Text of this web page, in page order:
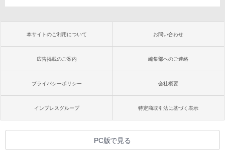
本サイトのご利用について お問い合わせ
広告掲載のご案内 編集部へのご連絡
プライバシーポリシー 会社概要
インプレスグループ 特定商取引法に基づく表示
PC版で見る